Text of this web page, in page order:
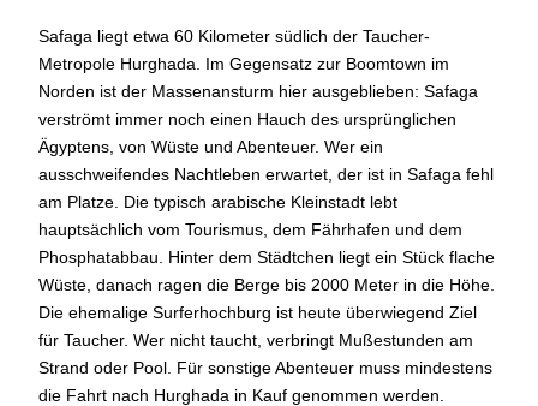
Safaga liegt etwa 60 Kilometer südlich der Taucher-
Metropole Hurghada. Im Gegensatz zur Boomtown im
Norden ist der Massenansturm hier ausgeblieben: Safaga
verströmt immer noch einen Hauch des ursprünglichen
Ägyptens, von Wüste und Abenteuer. Wer ein
ausschweifendes Nachtleben erwartet, der ist in Safaga fehl
am Platze. Die typisch arabische Kleinstadt lebt
hauptsächlich vom Tourismus, dem Fährhafen und dem
Phosphatabbau. Hinter dem Städtchen liegt ein Stück flache
Wüste, danach ragen die Berge bis 2000 Meter in die Höhe.
Die ehemalige Surferhochburg ist heute überwiegend Ziel
für Taucher. Wer nicht taucht, verbringt Mußestunden am
Strand oder Pool. Für sonstige Abenteuer muss mindestens
die Fahrt nach Hurghada in Kauf genommen werden.